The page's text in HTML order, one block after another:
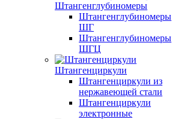
Штангенглубиномеры
Штангенглубиномеры
ШГ
Штангенглубиномеры
ШГЦ
Штангенциркули
Штангенциркули из
нержавеющей стали
Штангенциркули
электронные